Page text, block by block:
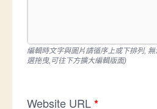
編輯時文字與圖片請循序上或下排列,
選拖曳,可往下方擴大編輯版面)
Website URL*